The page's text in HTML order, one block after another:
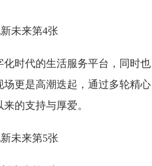
时代的生活服务平台，同时也
更是高潮迭起，通过多轮精心
的支持与厚爱。